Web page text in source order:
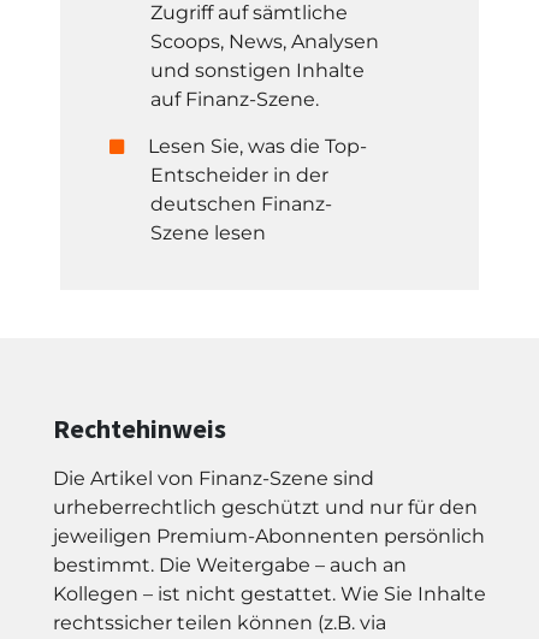
Zugriff auf sämtliche
Scoops, News, Analysen
und sonstigen Inhalte
auf Finanz-Szene.
Lesen Sie, was die Top-
Entscheider in der
deutschen Finanz-
Szene lesen
Rechtehinweis
Die Artikel von Finanz-Szene sind
urheberrechtlich geschützt und nur für den
jeweiligen Premium-Abonnenten persönlich
bestimmt. Die Weitergabe – auch an
Kollegen – ist nicht gestattet. Wie Sie Inhalte
rechtssicher teilen können (z.B. via